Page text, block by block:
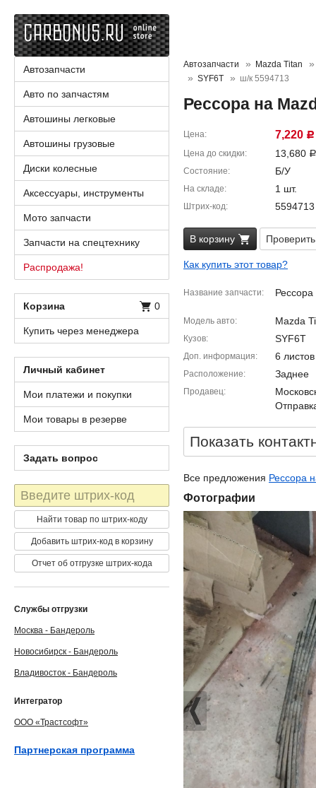
Автозапчасти
Mazda Titan
SYF6T
ш/к 5594713
Рессора на
Цена 7,220 Р
Цена до скидки 13,680 Р
Состояние Б/У
На складе 1 шт.
Штрих-код 5594713
В корзину
Как купить этот товар?
Название запчасти Рессора
Модель авто Mazda
Кузов SYF6T
Доп. информация 6 листов
Расположение Заднее
Продавец
Показать
Все предложения Рессора
Фотографии
Автозапчасти
Авто по запчастям
Автошины легковые
Автошины грузовые
Диски колесные
Аксессуары, инструменты
Мото запчасти
Запчасти на спецтехнику
Распродажа!
Корзина 0
Купить через менеджера
Личный кабинет
Мои платежи и покупки
Мои товары в резерве
Задать вопрос
Штрих-
код
Найти товар по штрих-коду
Добавить штрих-код в корзину
Отчет об отгрузке штрих-кода
Службы отгрузки
Москва - Бандероль
Новосибирск - Бандероль
Владивосток - Бандероль
Интегратор
ООО «Трастсофт»
Партнерская программа